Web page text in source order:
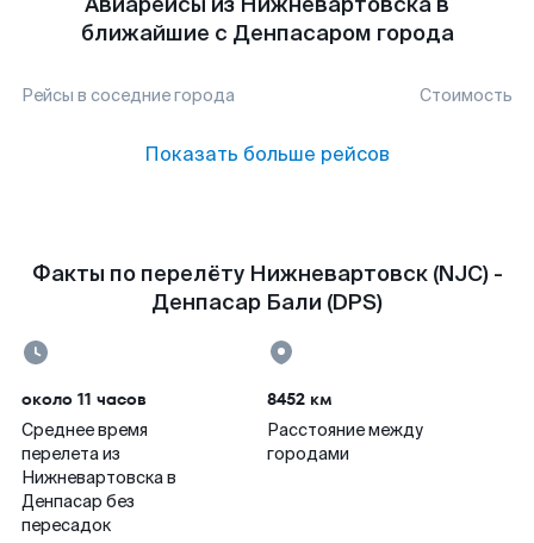
ближайшие с Денпасаром города
Рейсы в соседние города Стоимость
Показать больше рейсов
Факты по перелёту Нижневартовск (NJC) -
Денпасар Бали (DPS)
около 11 часов
Среднее время
перелета из
Нижневартовска в
Денпасар без
пересадок
8452 км
Расстояние между
городами